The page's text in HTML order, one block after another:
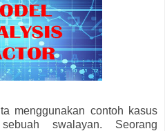
menggunakan contoh kasus
swalayan. Seorang